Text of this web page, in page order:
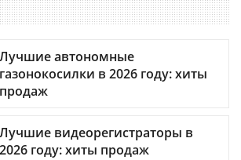
Лучшие автономные
газонокосилки в 2026 году: хиты
продаж
Лучшие видеорегистраторы в
2026 году: хиты продаж